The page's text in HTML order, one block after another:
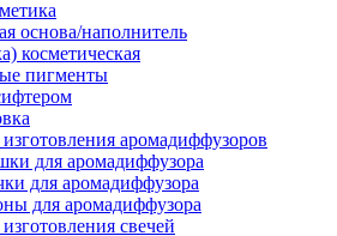
основа/наполнитель
косметическая
пигменты
аромадиффузоров
для аромадиффузора
для аромадиффузора
для аромадиффузора
свечей